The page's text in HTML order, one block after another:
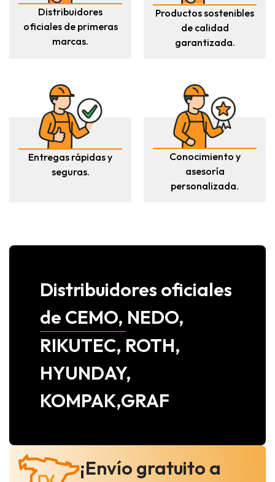
Distribuidores
oficiales de primeras
marcas.
Productos sostenibles
de calidad
garantizada.
Entregas rápidas y
seguras.
Conocimiento y
asesoría
personalizada.
Distribuidores oficiales
de CEMO, NEDO,
RIKUTEC, ROTH,
HYUNDAY,
KOMPAK,GRAF
¡Envío gratuito a